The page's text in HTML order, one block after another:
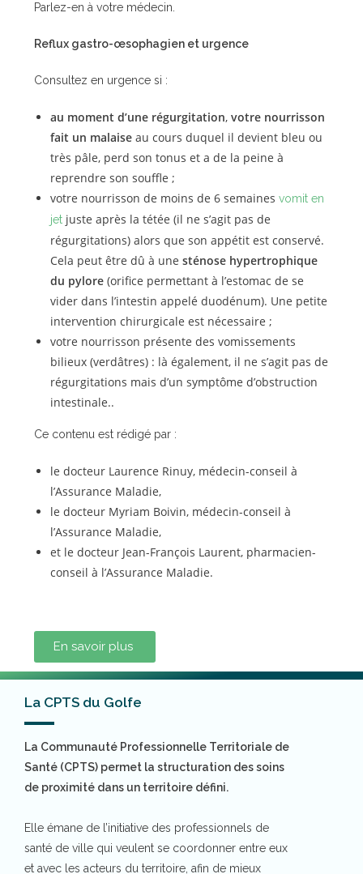
Parlez-en à votre médecin.
Reflux gastro-œsophagien et urgence
Consultez en urgence si :
au moment d’une régurgitation,votre nourrisson
fait un malaise au cours duquel il devient bleu ou
très pâle, perd son tonus et a de la peine à
reprendre son souffle ;
votre nourrisson de moins de 6 semainesvomit en
jet juste après la tétée (il ne s’agit pas de
régurgitations) alors que son appétit est conservé.
Cela peut être dû à une sténose hypertrophique
du pylore (orifice permettant à l’estomac de se
vider dans l’intestin appelé duodénum). Une petite
intervention chirurgicale est nécessaire ;
votre nourrisson présente des vomissements
bilieux (verdâtres) : là également, il ne s’agit pas de
régurgitations mais d’un symptôme d’obstruction
intestinale..
Ce contenu est rédigé par :
le docteur Laurence Rinuy, médecin-conseil à
l’Assurance Maladie,
le docteur Myriam Boivin, médecin-conseil à
l’Assurance Maladie,
et le docteur Jean-François Laurent, pharmacien-
conseil à l’Assurance Maladie.
En savoir plus
La CPTS du Golfe
La Communauté Professionnelle Territoriale de
Santé (CPTS) permet la structuration des soins
de proximité dans un territoire défini.
Elle émane de l’initiative des professionnels de
santé de ville qui veulent se coordonner entre eux
et avec les acteurs du territoire, afin de mieux